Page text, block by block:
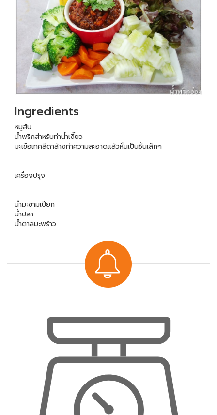
Ingredients
หมูสับ
น้ำพริกสำหรับทำน้ำเงี๊ยว
มะเขือเทศสีดาล้างทำความสะอาดแล้วหั่นเป็นชิ้นเล็กๆ
เครื่องปรุง
น้ำมะขามเปียก
น้ำปลา
น้ำตาลมะพร้าว